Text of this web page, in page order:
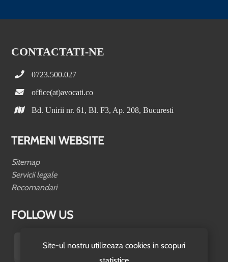
Site-ul nostru utilizeaza cookies in scopuri
statistice
CONTACTATI-NE
0723.500.027
office(at)avocati.co
Bd. Unirii nr. 61, Bl. F3, Ap. 208, Bucuresti
TERMENI WEBSITE
Sitemap
Servicii legale
Recomandari
FOLLOW US